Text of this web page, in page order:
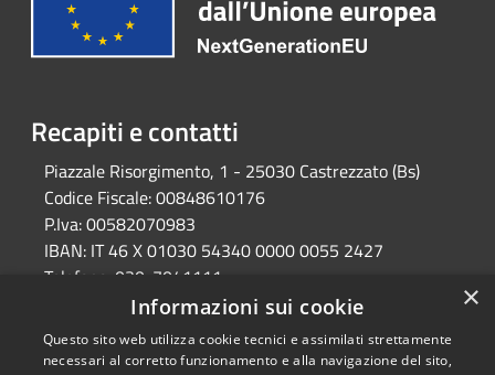
Recapiti e contatti
Piazzale Risorgimento, 1 - 25030 Castrezzato (Bs)
Codice Fiscale:00848610176
P.Iva:00582070983
IBAN: IT 46 X 01030 54340 0000 0055 2427
Telefono: 030-7041111
protocollo@comune.castrezzato.bs.it
Pec:
protocollo@pec.comune.castrezzato.bs.it
×
Informazioni sui cookie
Questo sito web utilizza cookie tecnici e assimilati strettamente
necessari al corretto funzionamento e alla navigazione del sito,